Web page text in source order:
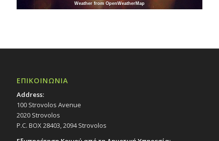
Weather from OpenWeatherMap
ΕΠΙΚΟΙΝΩΝΙΑ
Address:
100 Strovolos Avenue
2020 Strovolos
P.C. BOX 28403, 2094 Strovolos